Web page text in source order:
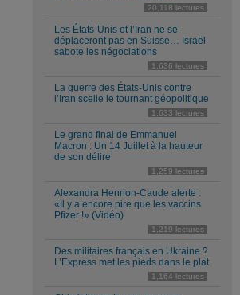
20,118 lectures
Les États-Unis et l’Iran ne se
déplaceront pas en Suisse… Israël
sabote les négociations
1,636 lectures
La guerre des États-Unis contre
l’Iran scelle le tournant géopolitique
1,633 lectures
Le grand final de Emmanuel
Macron : Un 14 Juillet à la hauteur
de son délire
1,259 lectures
Alexandra Henrion-Caude alerte :
«Il y a encore pire que les vaccins
Pfizer !» (Vidéo)
1,219 lectures
Des militaires français en Ukraine ?
L’Express met les pieds dans le plat
1,164 lectures